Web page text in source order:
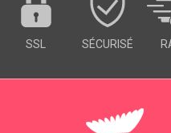
SSL SÉCURISÉ